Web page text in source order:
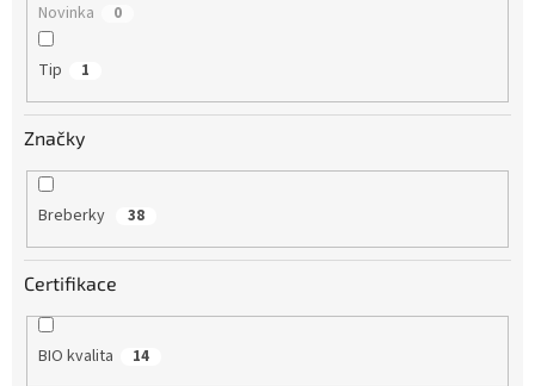
Novinka 0
Tip 1
Značky
Breberky 38
Certifikace
BIO kvalita 14